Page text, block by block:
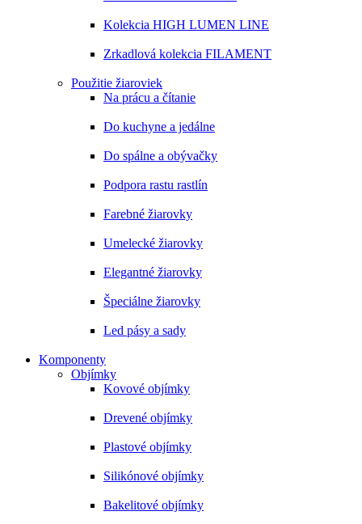
Kolekcia HIGH LUMEN LINE
Zrkadlová kolekcia FILAMENT
Použitie žiaroviek
Na prácu a čítanie
Do kuchyne a jedálne
Do spálne a obývačky
Podpora rastu rastlín
Farebné žiarovky
Umelecké žiarovky
Elegantné žiarovky
Špeciálne žiarovky
Led pásy a sady
Komponenty
Objímky
Kovové objímky
Drevené objímky
Plastové objímky
Silikónové objímky
Bakelitové objímky